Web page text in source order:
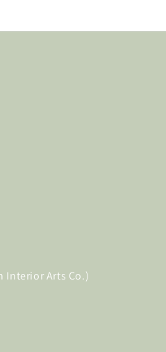
Interior Arts Co.)